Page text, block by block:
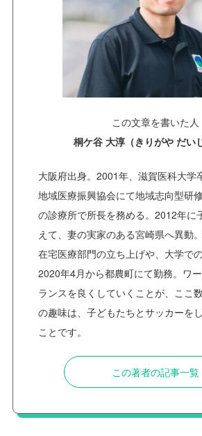
この文章を書いた人
桐ケ谷 大淳（きりがや だい
大阪府出身。2001年、滋賀医科大学
地域医療振興協会にて地域志向型研
の診療所で所長を務める。2012年に
えて、妻の実家のある宮崎県へ異動
在宅医療部門の立ち上げや、大学で
2020年4月から都農町にて勤務。ワ
ランスを良くしていくことが、ここ
の趣味は、子どもたちとサッカーを
ことです。
この著者の記事一覧